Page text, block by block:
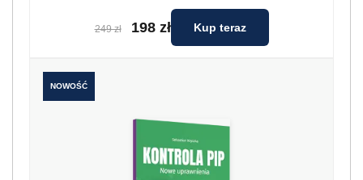
249 zł 198 zł Kup teraz
NOWOŚĆ